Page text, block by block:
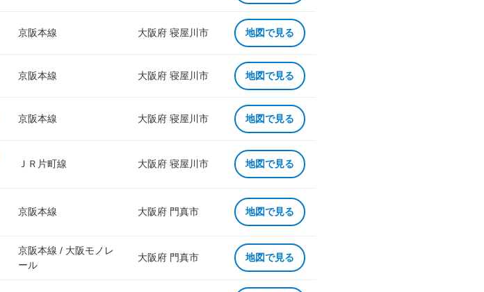
京阪本線 大阪府 寝屋川市 地図で見る
京阪本線 大阪府 寝屋川市 地図で見る
京阪本線 大阪府 寝屋川市 地図で見る
ＪＲ片町線 大阪府 寝屋川市 地図で見る
京阪本線 大阪府 門真市 地図で見る
京阪本線 / 大阪モノレ
ール
大阪府 門真市 地図で見る